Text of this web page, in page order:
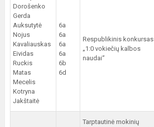
Dorošenko
Gerda
Auksutytė
Nojus
Kavaliauskas
Eividas
Ruckis
Matas
Mecelis
Kotryna
Jakštaitė
6a
6a
6a
6a
6b
6d
Respublikinis konkursas
„1:0 vokiečių kalbos
naudai“
Tarptautinė mokinių